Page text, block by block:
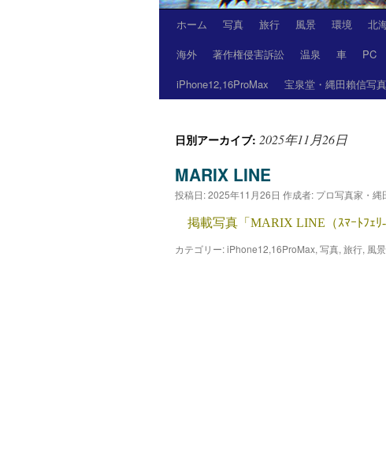
ホーム 写真 旅行 風景 環境 北
海外
著作権侵害訴訟 温泉 車 PC
iPhone12,16ProMax
宝泉堂・縄田賴信写
日別アーカイブ: 2025年11月26日
MARIX LINE
投稿日:2025年11月26日 作成者: プロ写真家・縄
掲載写真「MARIX LINE（ｽﾏｰﾄﾌｪﾘ
カテゴリー:iPhone12,16ProMax, 写真, 旅行, 風景